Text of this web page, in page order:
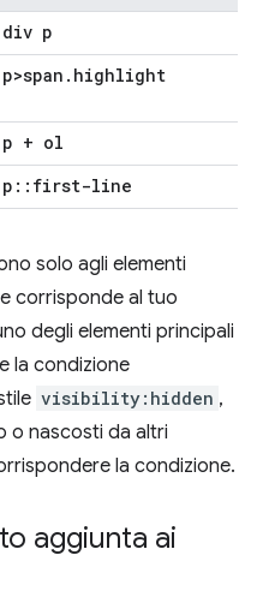
div p
p>span . highlight
p + ol
p :: first-line
solo agli elementi
corrisponde al tuo
degli elementi principali
la condizione
visibility:hidden ,
o nascosti da altri
la condizione.
aggiunta ai